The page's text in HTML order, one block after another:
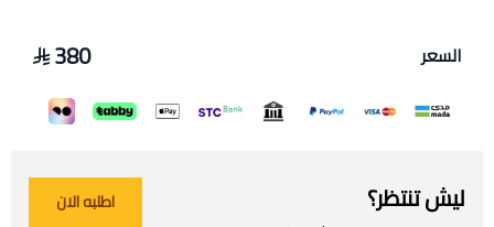
السعر 380
ليش تنتظر؟ اطلبه الان